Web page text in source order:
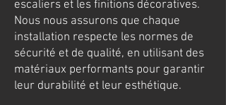
escaliers et les finitions décoratives.
Nous nous assurons que chaque
installation respecte les normes de
sécurité et de qualité, en utilisant des
matériaux performants pour garantir
leur durabilité et leur esthétique.